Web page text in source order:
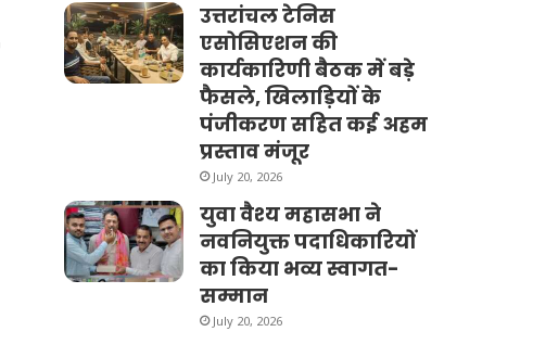
उत्तरांचल टेनिस
एसोसिएशन की
कार्यकारिणी बैठक में बड़े
फैसले, खिलाड़ियों के
पंजीकरण सहित कई अहम
प्रस्ताव मंजूर
July 20, 2026
युवा वैश्य महासभा ने
नवनियुक्त पदाधिकारियों
का किया भव्य स्वागत-
सम्मान
July 20, 2026